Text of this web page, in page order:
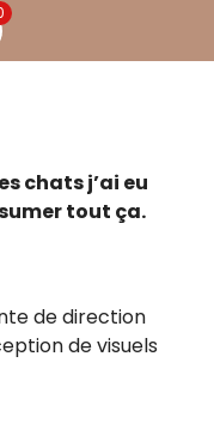
chats j’ai eu
tout ça.
de direction
de visuels